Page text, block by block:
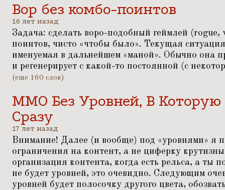
Вор без комбо-поинтов
16 лет назад
Задача: сделать воро-подобный геймлей
поинтов, чисто «чтобы было». Текущая
именуемая в дальнейшем «маной». Обычно она
и регенерирует с какой-то постоянной (с
(еще 160 слов)
ММО Без Уровней, В
Сразу
17 лет назад
Внимание! Далее (и вообще) под «уровнями» я
ограничения на контент, а не циферку
организация контента, когда есть рельса, а
не будет уровней, это очевидно. Следующим
уровней будет полосочку другого цвета,